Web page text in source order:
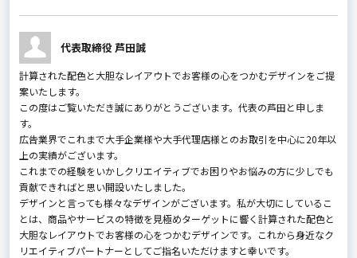
代表取締役 芦田誠
計算された配色と大胆なレイアウトでお客様の心をつかむデザインをご提
案いたします。
この度はご覧いただき誠にありがとうございます。代表の芦田と申しま
す。
広告業界でこれまで大手企業様や大手代理店様とのお取引を中心に20年以
上の実績がございます。
これまでの経験をいかしクリエイティブでお困りやお悩みの方に少しでも
貢献できればと思い開設いたしました。
デザインと言っても様々なデザインがございます。私が大切にしているこ
とは、商品やサービスの特徴を見極めターゲットに響く計算された配色と
大胆なレイアウトでお客様の心をつかむデザインです。これから身近なク
リエイティブパートナーとしてご指名いただけますと幸いです。